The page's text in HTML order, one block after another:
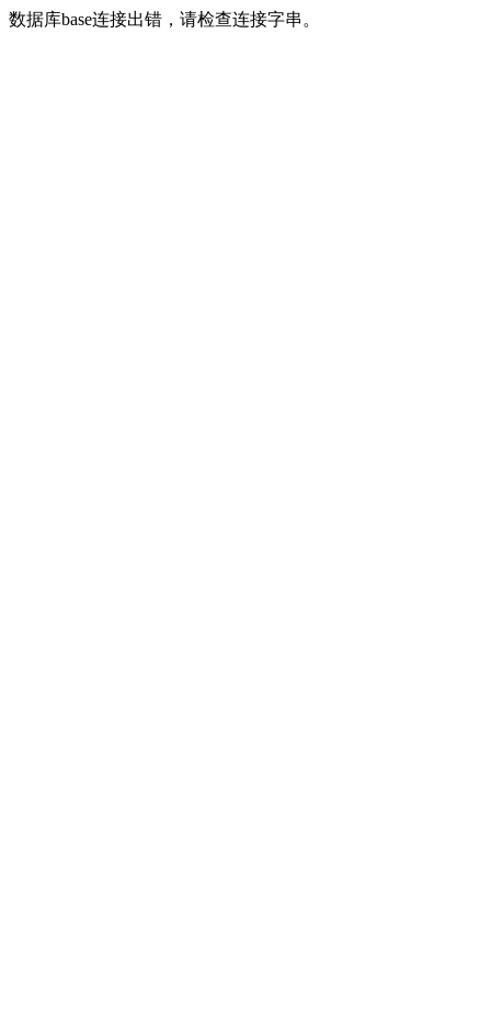
数据库base连接出错，请检查连接字串。